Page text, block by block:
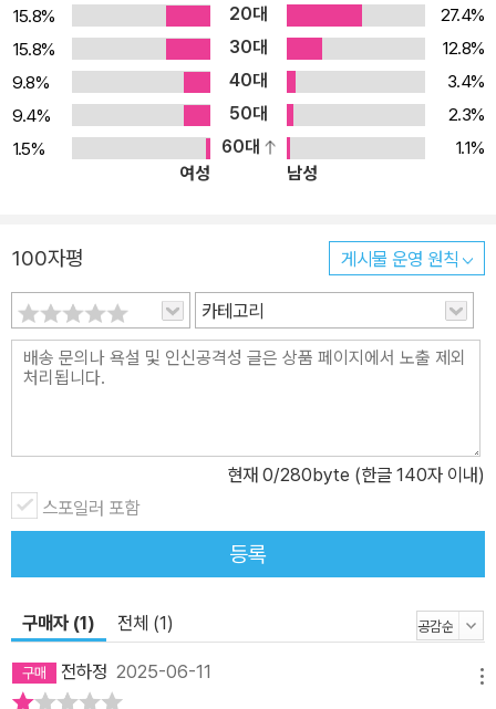
15.8%
20대
27.4%
15.8%
30대
12.8%
9.8%
40대
3.4%
9.4%
50대
2.3%
1.5%
60대
1.1%
여성
남성
100자평 게시물 운영 원칙
카테고리
현재 0/280byte (한글 140자 이내)
스포일러 포함
등록
구매자 (1) 전체 (1)
전하정 2025-06-11